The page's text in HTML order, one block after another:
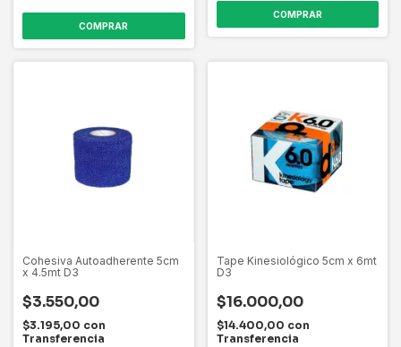
Cohesiva Autoadherente 5cm
x 4.5mt D3
$3.550,00
$3.195,00 con
Transferencia
Tape Kinesiológico 5cm x 6mt
D3
$16.000,00
$14.400,00 con
Transferencia